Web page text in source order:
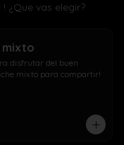
¿Que vas elegir?
mixto
disfrutar del buen
mixto para compartir!